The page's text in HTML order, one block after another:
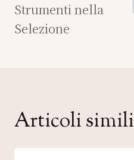
Strumenti nella
Selezione
Articoli simili